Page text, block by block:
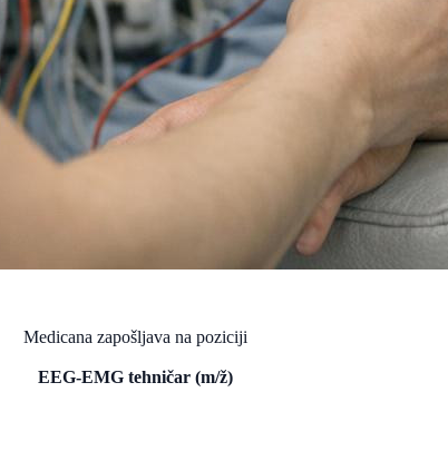
Medicana zapošljava na poziciji
EEG-EMG tehničar (m/ž)